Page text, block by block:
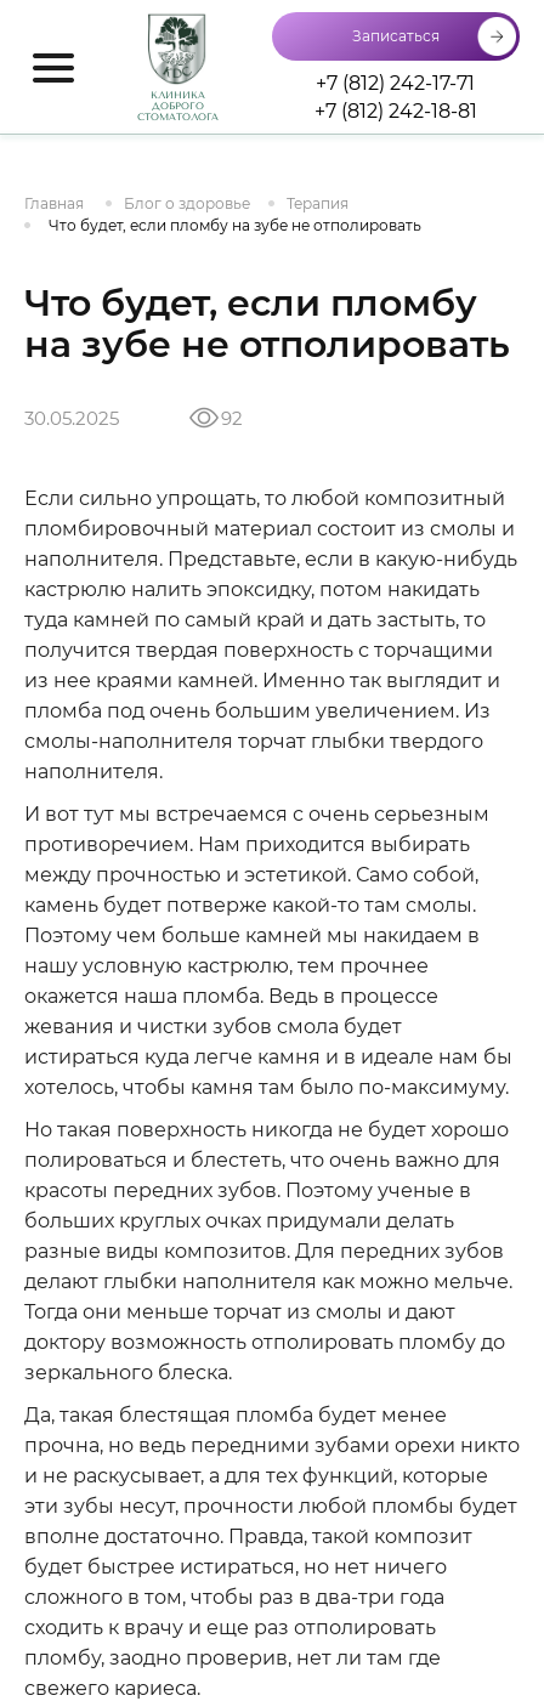
КЛИНИКА
ДОБРОГО
СТОМАТОЛОГА
Записаться
+7 (812) 242-17-71
+7 (812) 242-18-81
Главная Блог о здоровье
Терапия
Что будет, если пломбу на зубе не отполировать
Что будет, если пломбу
на зубе не отполировать
30.05.2025 92
Если сильно упрощать, то любой композитный
пломбировочный материал состоит из смолы и
наполнителя. Представьте, если в какую-нибудь
кастрюлю налить эпоксидку, потом накидать
туда камней по самый край и дать застыть, то
получится твердая поверхность с торчащими
из нее краями камней. Именно так выглядит и
пломба под очень большим увеличением. Из
смолы-наполнителя торчат глыбки твердого
наполнителя.
И вот тут мы встречаемся с очень серьезным
противоречием. Нам приходится выбирать
между прочностью и эстетикой. Само собой,
камень будет потверже какой-то там смолы.
Поэтому чем больше камней мы накидаем в
нашу условную кастрюлю, тем прочнее
окажется наша пломба. Ведь в процессе
жевания и чистки зубов смола будет
истираться куда легче камня и в идеале нам бы
хотелось, чтобы камня там было по-максимуму.
Но такая поверхность никогда не будет хорошо
полироваться и блестеть, что очень важно для
красоты передних зубов. Поэтому ученые в
больших круглых очках придумали делать
разные виды композитов. Для передних зубов
делают глыбки наполнителя как можно мельче.
Тогда они меньше торчат из смолы и дают
доктору возможность отполировать пломбу до
зеркального блеска.
Да, такая блестящая пломба будет менее
прочна, но ведь передними зубами орехи никто
и не раскусывает, а для тех функций, которые
эти зубы несут, прочности любой пломбы будет
вполне достаточно. Правда, такой композит
будет быстрее истираться, но нет ничего
сложного в том, чтобы раз в два-три года
сходить к врачу и еще раз отполировать
пломбу, заодно проверив, нет ли там где
свежего кариеса.